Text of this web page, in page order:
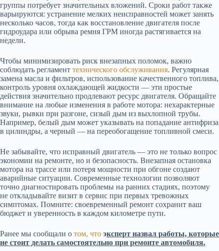
группы потребует значительных вложений. Сроки работ также
варьируются: устранение мелких неисправностей может занять
несколько часов, тогда как восстановление двигателя после
гидроудара или обрыва ремня ГРМ иногда растягивается на
недели.
Чтобы минимизировать риск внезапных поломок, важно
соблюдать регламент технического обслуживания. Регулярная
замена масла и фильтров, использование качественного топлива,
контроль уровня охлаждающей жидкости — эти простые
действия значительно продлевают ресурс двигателя. Обращайте
внимание на любые изменения в работе мотора: нехарактерные
звуки, рывки при разгоне, сизый дым из выхлопной трубы.
Например, белый дым может указывать на попадание антифриза
в цилиндры, а черный — на переобогащение топливной смеси.
Не забывайте, что исправный двигатель — это не только вопрос
экономии на ремонте, но и безопасность. Внезапная остановка
мотора на трассе или потеря мощности при обгоне создают
аварийные ситуации. Современные технологии позволяют
точно диагностировать проблемы на ранних стадиях, поэтому
не откладывайте визит в сервис при первых тревожных
симптомах. Помните: своевременный ремонт сохранит ваш
бюджет и уверенность в каждом километре пути.
Ранее мы сообщали о том, что эксперт назвал работы, которые
не стоит делать самостоятельно при ремонте автомобиля.